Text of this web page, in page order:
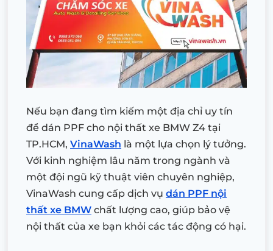
Nếu bạn đang tìm kiếm một địa chỉ uy tín
để dán PPF cho nội thất xe BMW Z4 tại
TP.HCM, VinaWash là một lựa chọn lý tưởng.
Với kinh nghiệm lâu năm trong ngành và
một đội ngũ kỹ thuật viên chuyên nghiệp,
VinaWash cung cấp dịch vụ dán PPF nội
thất xe BMW chất lượng cao, giúp bảo vệ
nội thất của xe bạn khỏi các tác động có hại.